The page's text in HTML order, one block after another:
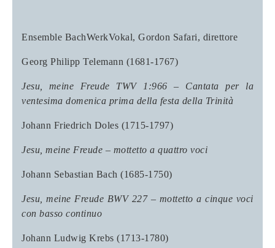
Ensemble BachWerkVokal, Gordon Safari, direttore
Georg Philipp Telemann (1681-1767)
Jesu, meine Freude
TWV 1:966 – Cantata per la
ventesima domenica prima della festa della Trinità
Johann Friedrich Doles (1715-1797)
Jesu, meine Freude – mottetto a quattro voci
Johann Sebastian Bach (1685-1750)
Jesu, meine Freude BWV 227 – mottetto a cinque voci
con basso continuo
Johann Ludwig Krebs (1713-1780)